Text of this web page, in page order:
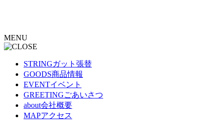
ン
ツ
MENU
STRINGガット張替
GOODS商品情報
EVENTイベント
GREETINGごあいさつ
about会社概要
MAPアクセス